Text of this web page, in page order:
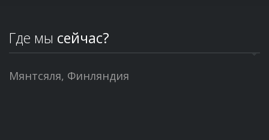
Где мы сейчас?
Мянтсяля, Финляндия